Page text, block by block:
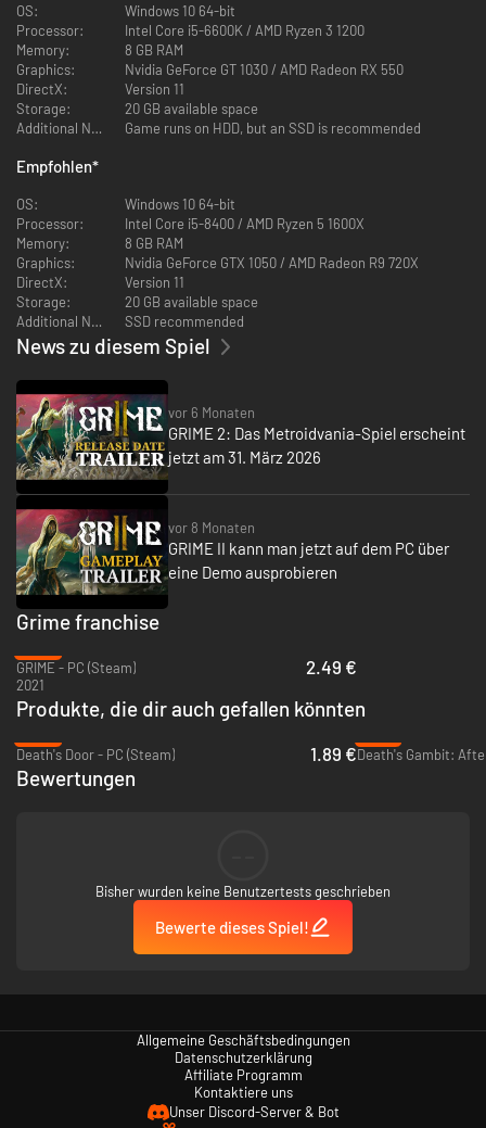
Umgebung zusammen mit deinen beschworenen Formen, um gefährliche
Gegner und epische Bosse zu überwinden, während du eine detailreiche
Welt mit verschiedensten Kulturen und Charaktere erkundest.
Bestimmte deinen Spielstil, indem du aus verschiedenen Fähigkeiten,
Waffen und Formbeschwörungen wählst. Studiere deine Gegner, indem du
ihre Form beschwörst, um dir im Kampf wie auch bei der Erkundung
diverser Geheimwege zu helfen.
HIGHLIGHTS
Formen– Absorbiere besiegte Gegner und beschwöre dann ihre
Form, um diese für Spezialangriffe zu nutzen. Nutze Formen, um
Gegner zu werfen, Projektile abzufeuern, zu betäuben und sogar zu
beschwören.
Umgebungskampf– Wo auch immer du hingehst, die Umgebung
bietet dir unzählige Möglichkeiten, Gegner im Nah- oder Fernkampf
anzugehen. Aber sei gewarnt, dass dasselbe auch für deine
Widersacher gilt!
Parieren und Greifen– Nutze Handtentakel, um gegnerische
OS:
Windows 10 64-bit
Processor:
Intel Core i5-6600K / AMD Ryzen 3 1200
Memory:
8 GB RAM
Graphics:
Nvidia GeForce GT 1030 / AMD Radeon RX 550
DirectX:
Version 11
Storage:
20 GB available space
Additional Notes:
Game runs on HDD, but an SSD is recommended
Empfohlen*
OS:
Windows 10 64-bit
Processor:
Intel Core i5-8400 / AMD Ryzen 5 1600X
Memory:
8 GB RAM
Graphics:
Nvidia GeForce GTX 1050 / AMD Radeon R9 720X
DirectX:
Version 11
Storage:
20 GB available space
Additional Notes:
SSD recommended
News zu diesem Spiel
vor 6 Monaten
GRIME 2: Das Metroidvania-Spiel erscheint
jetzt am 31. März 2026
vor 8 Monaten
GRIME II kann man jetzt auf dem PC über
eine Demo ausprobieren
Grime franchise
GRIME - PC (Steam)
2021
2.49 €
Produkte, die dir auch gefallen könnten
Death's Door - PC (Steam)
1.89 €Death's Gambit:
Bewertungen
Bisher wurden keine Benutzertests geschrieben
Bewerte dieses Spiel!
Allgemeine Geschäftsbedingungen
Datenschutzerklärung
Affiliate Programm
Kontaktiere uns
Unser Discord-Server & Bot